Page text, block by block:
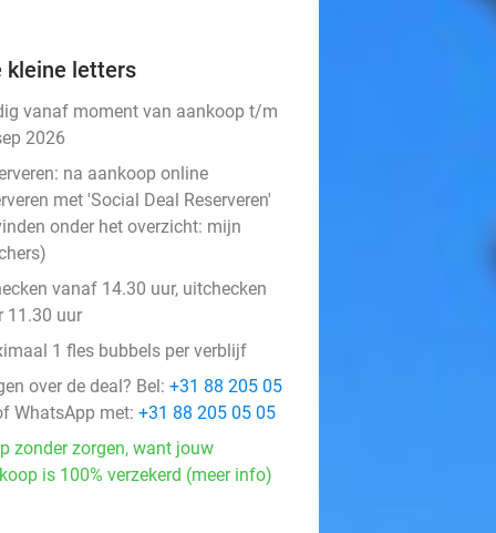
kleine letters
vanaf moment van aankoop t/m
2026
na aankoop online
met 'Social Deal Reserveren'
onder het overzicht: mijn
)
vanaf 14.30 uur, uitchecken
11.30 uur
1 fles bubbels per verblijf
over de deal? Bel: +31 88 205 05
WhatsApp met: +31 88 205 05 05
zonder zorgen, want jouw
is 100% verzekerd (meer info)